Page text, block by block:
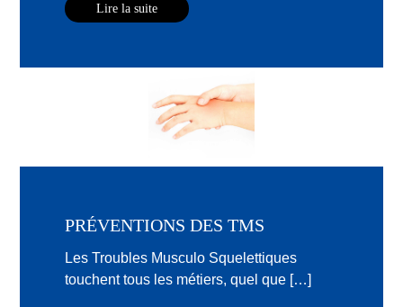
Lire la suite
PRÉVENTIONS DES TMS
Les Troubles Musculo Squelettiques
touchent tous les métiers, quel que […]